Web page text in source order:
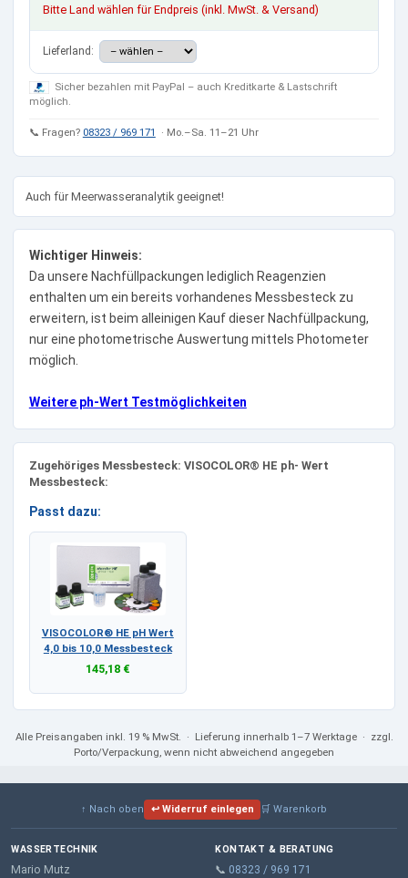
Bitte Land wählen für Endpreis (inkl. MwSt. & Versand)
Lieferland:
Sicher bezahlen mit PayPal – auch Kreditkarte & Lastschrift
möglich.
📞 Fragen? 08323 / 969 171 · Mo.–Sa. 11–21 Uhr
Auch für Meerwasseranalytik geeignet!
Wichtiger Hinweis:
Da unsere Nachfüllpackungen lediglich Reagenzien
enthalten um ein bereits vorhandenes Messbesteck zu
erweitern, ist beim alleinigen Kauf dieser Nachfüllpackung,
nur eine photometrische Auswertung mittels Photometer
möglich.
Weitere ph-Wert Testmöglichkeiten
Zugehöriges Messbesteck: VISOCOLOR® HE ph- Wert
Messbesteck:
Passt dazu:
VISOCOLOR® HE pH Wert
4,0 bis 10,0 Messbesteck
145,18 €
Alle Preisangaben inkl. 19 % MwSt.
· Lieferung innerhalb 1–7 Werktage · zzgl.
Porto/Verpackung, wenn nicht abweichend angegeben
↑ Nach oben ↩ Widerruf einlegen 🛒 Warenkorb
WASSERTECHNIK
Mario Mutz
KONTAKT & BERATUNG
📞 08323 / 969 171